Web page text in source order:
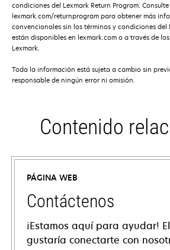
condiciones del Lexmark Return Program. Consulte
lexmark.com/returnprogram para obtener más
convencionales sin los términos y condiciones del
están disponibles en lexmark.com o a través de
Lexmark.
Toda la información está sujeta a cambio sin
responsable de ningún error ni omisión.
Contenido
PÁGINA WEB
Contáctenos
¡Estamos aquí para ayudar!
gustaría conectarte con